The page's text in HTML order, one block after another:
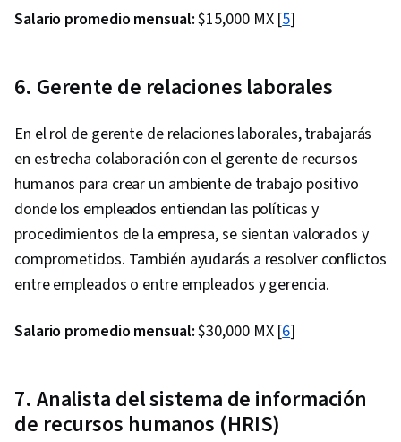
Salario promedio mensual:$15,000 MX [5]
6. Gerente de relaciones laborales
En el rol de gerente de relaciones laborales, trabajarás
en estrecha colaboración con el gerente de recursos
humanos para crear un ambiente de trabajo positivo
donde los empleados entiendan las políticas y
procedimientos de la empresa, se sientan valorados y
comprometidos. También ayudarás a resolver conflictos
entre empleados o entre empleados y gerencia.
Salario promedio mensual:$30,000 MX [6]
7. Analista del sistema de información
de recursos humanos (HRIS)